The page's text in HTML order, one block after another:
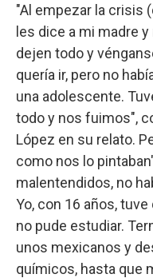
"Al empezar la crisis
les dice a mi madre
dejen todo y
quería ir, pero no
una adolescente.
todo y nos fuimos",
López en su relato.
como nos lo
malentendidos, no
Yo, con 16 años,
no pude estudiar.
unos mexicanos y
químicos, hasta que